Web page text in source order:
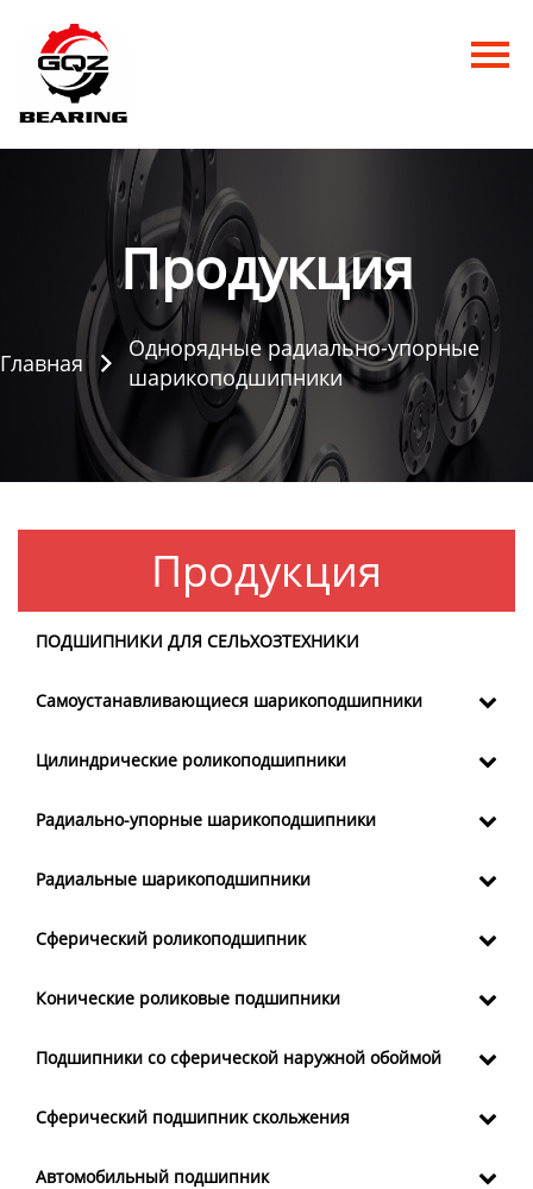
Главная
Продукция
Новости
Контакты Продукция
Главная 
Однорядные радиально-упорные
шарикоподшипники
Продукция
ПОДШИПНИКИ ДЛЯ СЕЛЬХОЗТЕХНИКИ
Самоустанавливающиеся шарикоподшипники
Цилиндрические роликоподшипники
Радиально-упорные шарикоподшипники
Радиальные шарикоподшипники
Сферический роликоподшипник
Конические роликовые подшипники
Подшипники со сферической наружной обоймой
Сферический подшипник скольжения
Автомобильный подшипник